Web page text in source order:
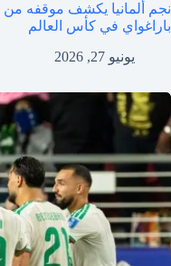
نجم ألمانيا يكشف موقفه من
باراغواي في كأس العالم
يونيو 27, 2026